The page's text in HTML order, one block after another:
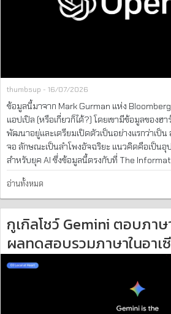
thumbsup - 16/07/2026
ข้อมูลนี้มาจาก Mark Gurman แห่ง
แอปเปิล (หรือเกี่ยวก็ได้?) โดยเขามีข้อมูลของฮ
พัฒนาอยู่และเตรียมเปิดตัวเป็นอย่างแรกว่าเป็
จอ ลักษณะเป็นลำโพงอัจฉริยะ แนวคิดคือเป็น
สำหรับยุค AI ซึ่งข้อมูลนี้ตรงกับที่ The
อ่านทั้งหมด
กูเกิลโชว์ Gemini ตอบภา
ผลทดสอบรวมภาษาในอา